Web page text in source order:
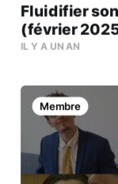
Fluidifier
(février
IL Y A UN AN
Membre